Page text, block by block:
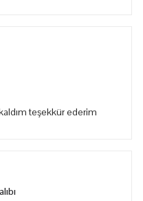
teşekkür ederim